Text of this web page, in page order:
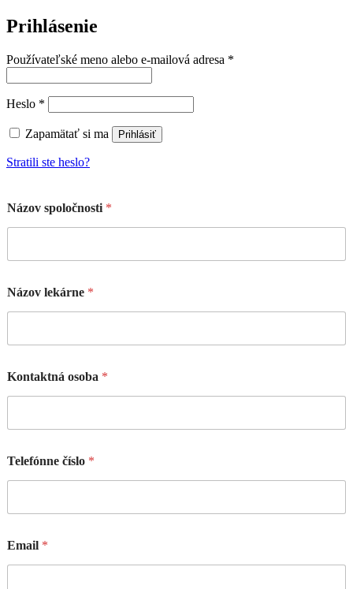
Prihlásenie
Používateľské meno alebo e-mailová adresa *
Heslo *
Zapamätať si ma Prihlásiť
Stratili ste heslo?
Názov spoločnosti *
Názov lekárne *
Kontaktná osoba *
Telefónne číslo *
Email *